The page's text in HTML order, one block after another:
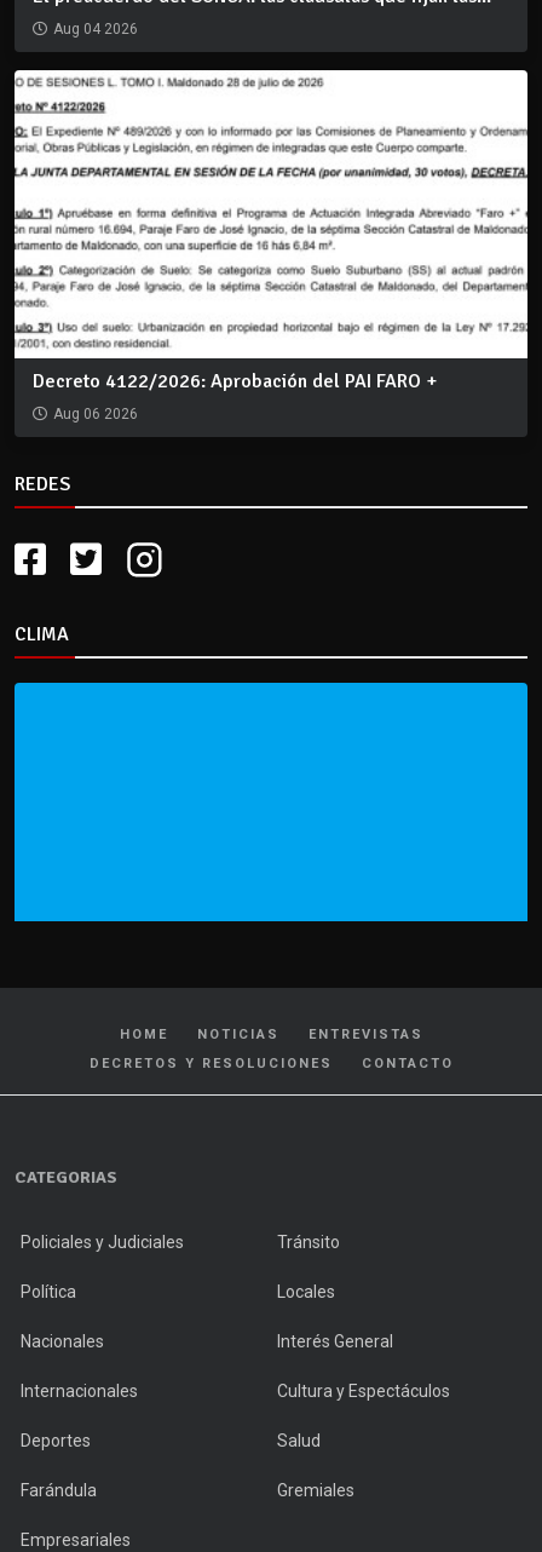
Aug 04 2026
Decreto 4122/2026: Aprobación del PAI FARO +
Aug 06 2026
REDES
CLIMA
HOME NOTICIAS
ENTREVISTAS
DECRETOS Y RESOLUCIONES
CONTACTO
CATEGORIAS
Policiales y Judiciales Tránsito
Política Locales
Nacionales Interés General
Internacionales Cultura y Espectáculos
Deportes Salud
Farándula Gremiales
Empresariales